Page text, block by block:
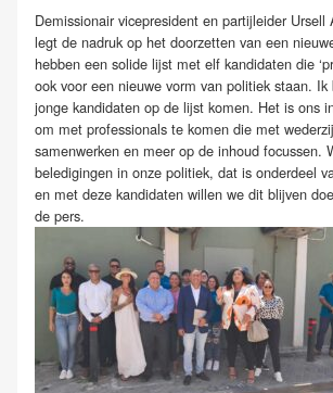
Demissionair vicepresident en partijleider Ursell
legt de nadruk op het doorzetten van een
hebben een solide lijst met elf kandidaten die
ook voor een nieuwe vorm van politiek staan.
jonge kandidaten op de lijst komen. Het is ons
om met professionals te komen die met
samenwerken en meer op de inhoud focussen.
beledigingen in onze politiek, dat is onderdeel
en met deze kandidaten willen we dit blijven
de pers.